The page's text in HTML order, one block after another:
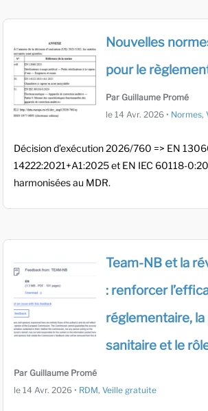
Nouvelles
pour le
Par Guillaume Promé
le 14 Avr. 2026 • Normes,
Décision d’exécution 2026/760 => EN
14222:2021+A1:2025 et EN IEC 60118-
harmonisées au MDR.
Team-NB et la
: renforcer
réglementaire,
sanitaire et le
Par Guillaume Promé
le 14 Avr. 2026 • RDM, Veille gratuite